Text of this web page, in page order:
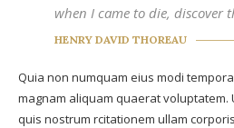
when I came to die, discover
HENRY DAVID THOREAU
Quia non numquam eius modi
magnam aliquam quaerat voluptatem.
quis nostrum rcitationem ullam